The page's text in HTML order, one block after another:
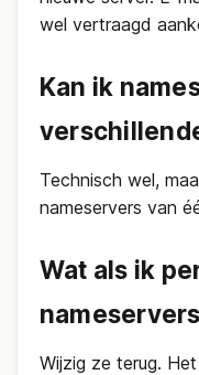
wel vertraagd
Kan ik
Technisch wel,
nameservers van
Wat als ik
Wijzig ze terug.